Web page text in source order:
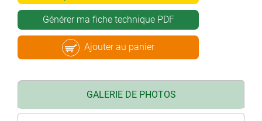
Générer ma fiche technique PDF
Ajouter au panier
GALERIE DE PHOTOS